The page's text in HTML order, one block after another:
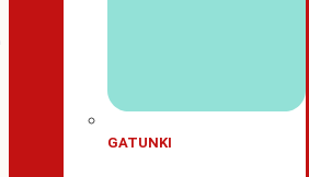
GATUNKI